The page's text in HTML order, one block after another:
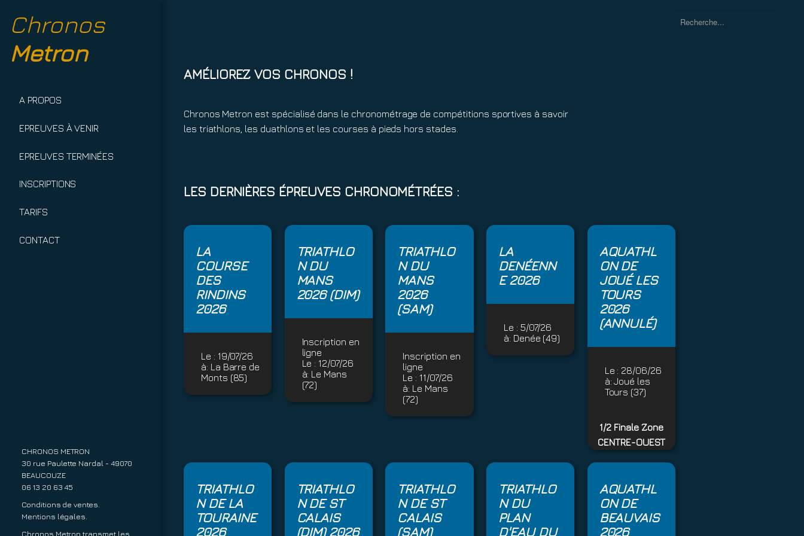
AMÉLIOREZ VOS CHRONOS !
Chronos Metron est spécialisé dans le chronométrage de compétitions sportives à savoir
les triathlons, les duathlons et les courses à pieds hors stades.
LES DERNIÈRES ÉPREUVES CHRONOMÉTRÉES :
LA
COURSE
DES
RINDINS
2026
Le : 19/07/26
à: La Barre de
Monts (85)
TRIATHLO
N DU
MANS
2026 (DIM)
Inscription en
ligne
Le : 12/07/26
à: Le Mans
(72)
TRIATHLO
N DU
MANS
2026
(SAM)
Inscription en
ligne
Le : 11/07/26
à: Le Mans
(72)
LA
DENÉENN
E 2026
Le : 5/07/26
à: Denée (49)
AQUATHL
ON DE
JOUÉ LES
TOURS
2026
(ANNULÉ)
Le : 28/06/26
à:Joué les
Tours (37)
1/2 Finale Zone
CENTRE-OUEST
TRIATHLO
N DE LA
TOURAINE
2026
TRIATHLO
N DE ST
CALAIS
(DIM) 2026
TRIATHLO
N DE ST
CALAIS
(SAM)
TRIATHLO
N DU
PLAN
D'EAU DU
AQUATHL
ON DE
BEAUVAIS
2026
Chronos
Metron
A PROPOS
EPREUVES À VENIR
EPREUVES TERMINÉES
INSCRIPTIONS
TARIFS
CONTACT
CHRONOS METRON
30 rue Paulette Nardal - 49070
BEAUCOUZE
06 13 20 63 45
Conditions de ventes.
Mentions légales.
Chronos Metron transmet les